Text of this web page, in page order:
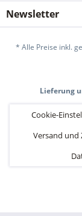
Newsletter
* Alle Preise inkl.
Lieferung
Cookie-
Versand und